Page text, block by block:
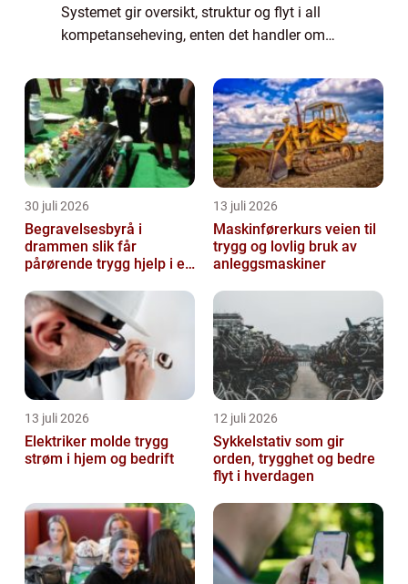
Systemet gir oversikt, struktur og flyt i all
kompetanseheving, enten det handler om
omfattende fagløp. Når organisasjoner
vokser, øke...
30 juli 2026
Begravelsesbyrå i
drammen slik får
pårørende trygg hjelp i en
13 juli 2026
Maskinførerkurs veien til
trygg og lovlig bruk av
anleggsmaskiner
13 juli 2026
Elektriker molde trygg
strøm i hjem og bedrift
12 juli 2026
Sykkelstativ som gir
orden, trygghet og bedre
flyt i hverdagen